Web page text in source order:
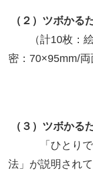
（２）ツボかる
（計10枚：絵
密：70×95mm/両
（３）ツボかる
「ひとりで遊
法」が説明されて